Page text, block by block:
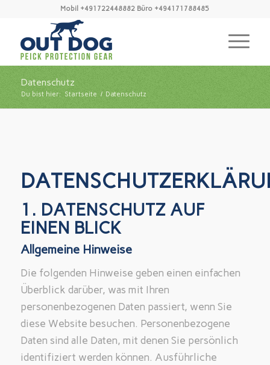
Mobil +491722448882 Büro +494171788485
Datenschutz
Du bist hier: Startseite / Datenschutz
1. DATENSCHUTZ AUF
EINEN BLICK
Allgemeine Hinweise
Die folgenden Hinweise geben einen einfachen
Überblick darüber, was mit Ihren
personenbezogenen Daten passiert, wenn Sie
diese Website besuchen. Personenbezogene
Daten sind alle Daten, mit denen Sie persönlich
identifiziert werden können. Ausführliche